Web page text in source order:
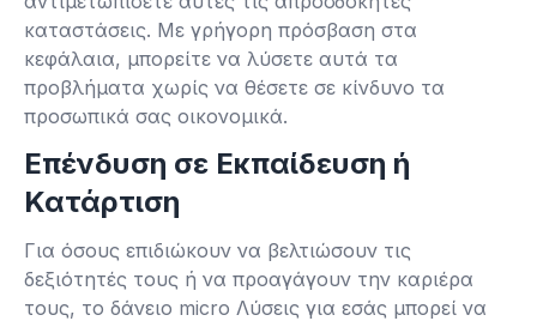
καταστάσεις. Με γρήγορη πρόσβαση στα
κεφάλαια, μπορείτε να λύσετε αυτά τα
προβλήματα χωρίς να θέσετε σε κίνδυνο τα
προσωπικά σας οικονομικά.
Επένδυση σε Εκπαίδευση ή
Κατάρτιση
Για όσους επιδιώκουν να βελτιώσουν τις
δεξιότητές τους ή να προαγάγουν την καριέρα
τους, το δάνειο micro Λύσεις για εσάς μπορεί να